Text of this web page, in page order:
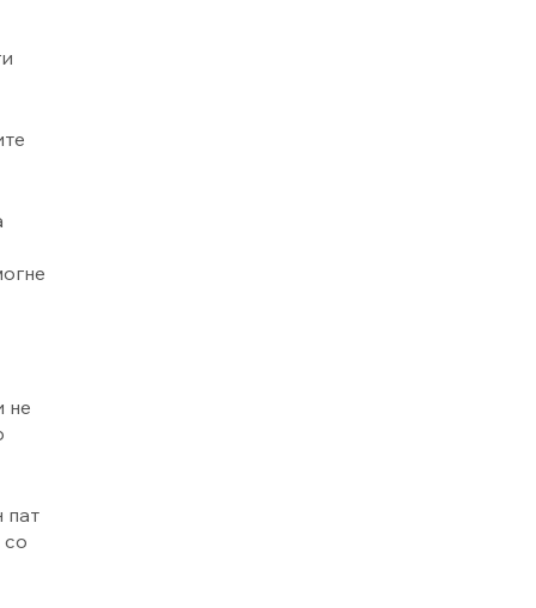
не
пат
со